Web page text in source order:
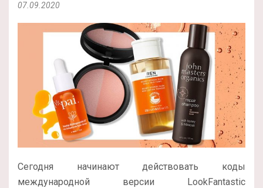
07.09.2020
Сегодня начинают действовать коды
международной версии LookFantastic